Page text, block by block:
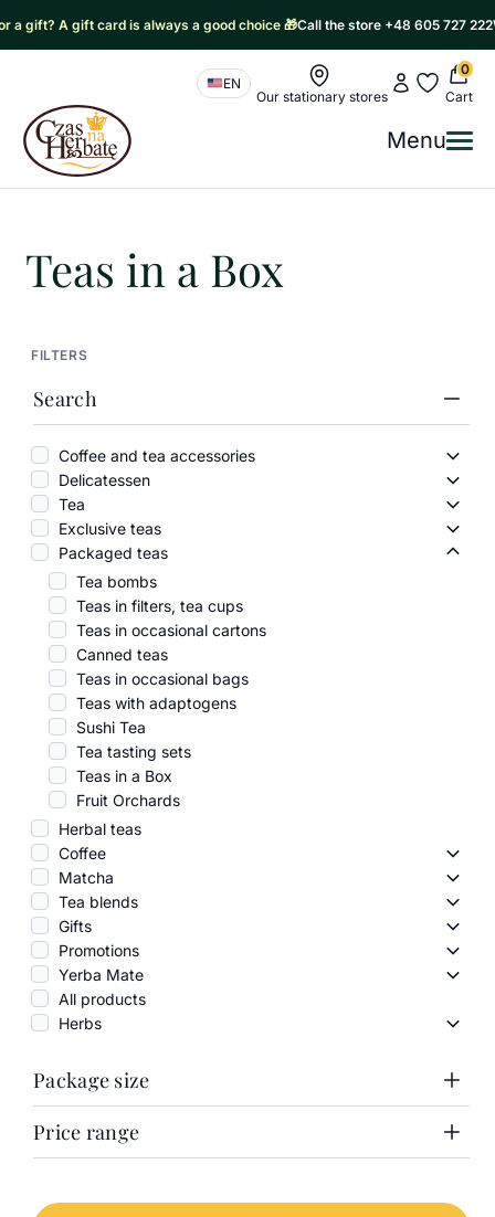
A gift card is always a good choice 🎁Call the store +48 605 727 222
Czas na Herbatę Logo
EN
Nawigacja sklepu
Our stationary stores
My account
My
0
Cart
Menu
Czas na herbatę
Teas in a Box
FILTERS
Search
Coffee and tea accessories
Delicatessen
Tea
Tea -
Exclusive teas
Packaged teas
Tea bombs
Teas in filters, tea cups
Teas in occasional cartons
Canned teas
Teas in occasional bags
Teas with adaptogens
Sushi Tea
Tea tasting sets
Teas in a Box
Fruit Orchards
Herbal teas
Coffee
Matcha
Tea blends
Tea
Gifts
Gifts
Promotions
Yerba Mate
All products
Herbs
Package size
1000g
Price range
Cena minimalna
From Cena maksymalna
To